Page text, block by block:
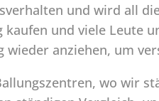
und wird all
kaufen und viele Leute
wieder anziehen, um
wo wir